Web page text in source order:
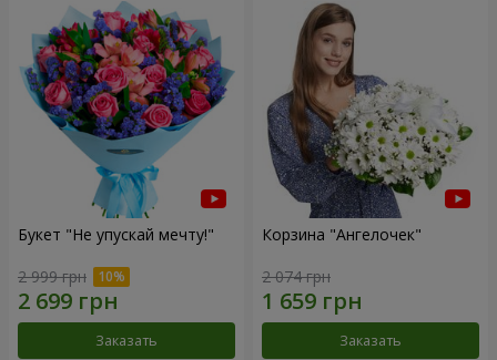
Букет "Не упускай мечту!"
2 999 грн
Заказать
Корзина "Ангелочек"
2 074 грн
Заказать